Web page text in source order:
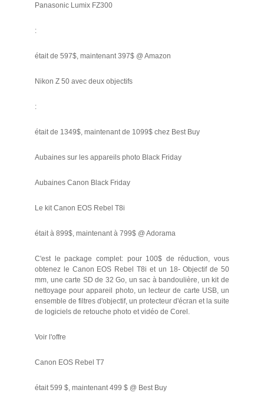
Panasonic Lumix FZ300
:
était de 597$, maintenant 397$ @ Amazon
Nikon Z 50 avec deux objectifs
:
était de 1349$, maintenant de 1099$ chez Best Buy
Aubaines sur les appareils photo Black Friday
Aubaines Canon Black Friday
Le kit Canon EOS Rebel T8i
était à 899$, maintenant à 799$ @ Adorama
C'est le package complet: pour 100$ de réduction, vous
obtenez le Canon EOS Rebel T8i et un 18- Objectif de 50
mm, une carte SD de 32 Go, un sac à bandoulière, un kit de
nettoyage pour appareil photo, un lecteur de carte USB, un
ensemble de filtres d'objectif, un protecteur d'écran et la suite
de logiciels de retouche photo et vidéo de Corel.
Voir l'offre
Canon EOS Rebel T7
était 599 $, maintenant 499 $ @ Best Buy